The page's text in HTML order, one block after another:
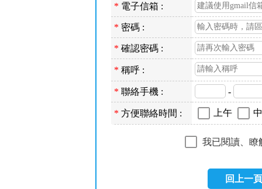
* 電子信箱 :
* 密碼 :
* 確認密碼 :
* 稱呼 :
* 聯絡手機 : -
* 方便聯絡時間 : 上午
我已閱讀、瞭
回上一